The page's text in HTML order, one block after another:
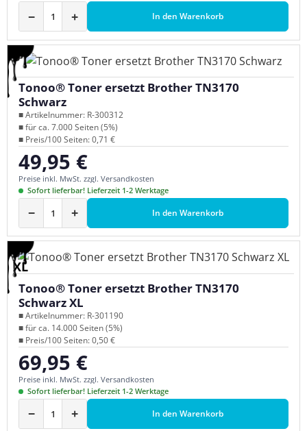
− + In den Warenkorb
Tonoo® Toner ersetzt Brother TN3170
Schwarz
■ Artikelnummer: R-300312
■ für ca. 7.000 Seiten (5%)
■ Preis/100 Seiten: 0,71 €
Regulärer Preis:
49,95 €
Preise inkl. MwSt. zzgl. Versandkosten
Sofort lieferbar! Lieferzeit 1-2 Werktage
− + In den Warenkorb
XL
Tonoo® Toner ersetzt Brother TN3170
Schwarz XL
■ Artikelnummer: R-301190
■ für ca. 14.000 Seiten (5%)
■ Preis/100 Seiten: 0,50 €
Regulärer Preis:
69,95 €
Preise inkl. MwSt. zzgl. Versandkosten
Sofort lieferbar! Lieferzeit 1-2 Werktage
− + In den Warenkorb